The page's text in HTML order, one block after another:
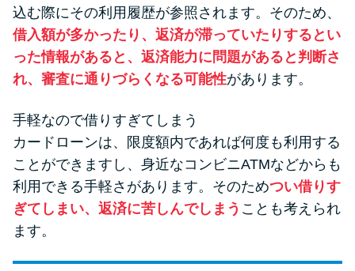
込む際にその利用履歴が参照されます。そのため、
借入額が多かったり、返済が滞っていたりするとい
った情報があると、返済能力に問題があると判断さ
れ、審査に通りづらくなる可能性があります。
手軽なので借りすぎてしまう
カードローンは、限度額内であれば何度も利用する
ことができますし、身近なコンビニATMなどからも
利用できる手軽さがあります。そのためつい借りす
ぎてしまい、返済に苦しんでしまう ことも考えられ
ます。